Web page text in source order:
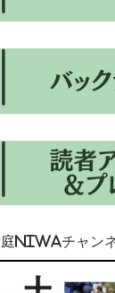
庭NIWAチャン